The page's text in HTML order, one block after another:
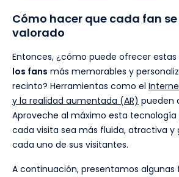
Cómo hacer que cada fan
valorado
Entonces, ¿cómo puede ofrecer estas
los fans más memorables y
recinto? Herramientas como el
y la realidad aumentada (AR) pueden
Aproveche al máximo esta tecnología
cada visita sea más fluida, atractiva
cada uno de sus visitantes.
A continuación, presentamos